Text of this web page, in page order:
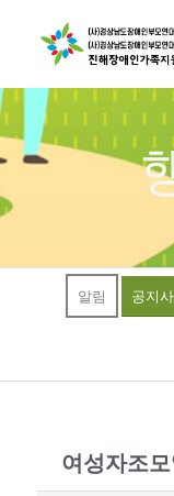
알림 공지
여성자조